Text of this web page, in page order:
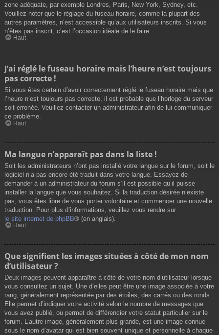
zone adéquate, par exemple Londres, Paris, New York, Sydney, etc.
Veuillez noter que le réglage du fuseau horaire, comme la plupart des
autres paramètres, n’est accessible qu’aux utilisateurs inscrits. Si vous
n’êtes pas inscrit, c’est l’occasion idéale de le faire.
Haut
J’ai réglé le fuseau horaire mais l’heure n’est toujours
pas correcte !
Si vous êtes certain d’avoir correctement réglé le fuseau horaire mais que
l’heure n’est toujours pas correcte, il est probable que l’horloge du serveur
soit erronée. Veuillez contacter un administrateur afin de lui communiquer
ce problème.
Haut
Ma langue n’apparaît pas dans la liste !
Soit les administrateurs n’ont pas installé votre langue sur le forum, soit le
logiciel n’a pas encore été traduit dans votre langue. Essayez de
demander à un administrateur du forum s’il est possible qu’il puisse
installer la langue que vous souhaitez. Si la traduction désirée n’existe
pas, vous êtes libre de vous porter volontaire et commencer une nouvelle
traduction. Pour plus d’informations, veuillez vous rendre sur
le site internet de phpBB® (en anglais).
Haut
Que signifient les images situées à côté de mon nom
d’utilisateur ?
Deux images peuvent apparaître à côté de votre nom d’utilisateur lorsque
vous consultez un sujet. Une d’elles peut être une image associée à votre
rang, généralement représentée par des étoiles, des carrés ou des ronds.
Elle permet d’indiquer votre activité selon le nombre de messages que
vous avez publié, ou permet de différencier votre statut particulier sur le
forum. L’autre image, généralement plus grande, est une image connue
sous le nom d’avatar qui est bien souvent unique et personnelle à chaque